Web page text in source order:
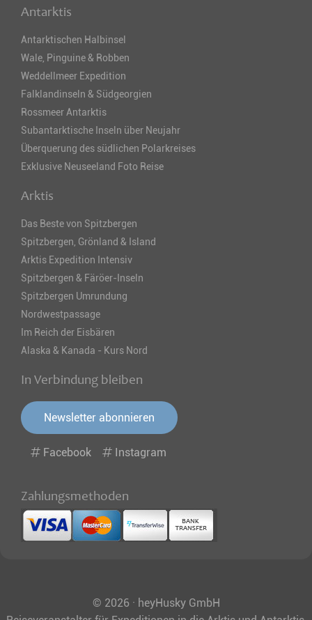
Antarktis
Antarktischen Halbinsel
Wale, Pinguine & Robben
Weddellmeer Expedition
Falklandinseln & Südgeorgien
Rossmeer Antarktis
Subantarktische Inseln über Neujahr
Überquerung des südlichen Polarkreises
Exklusive Neuseeland Foto Reise
Arktis
Das Beste von Spitzbergen
Spitzbergen, Grönland & Island
Arktis Expedition Intensiv
Spitzbergen & Färöer-Inseln
Spitzbergen Umrundung
Nordwestpassage
Im Reich der Eisbären
Alaska & Kanada - Kurs Nord
In Verbindung bleiben
Newsletter abonnieren
Facebook Instagram
Zahlungsmethoden
© 2026 · heyHusky GmbH